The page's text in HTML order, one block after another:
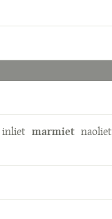
inliet marmiet naoliet